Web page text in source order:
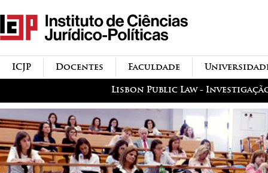
principal
icjp
menu-institucional Faculdade
Docentes
ICJP
Lisbon Public Law -